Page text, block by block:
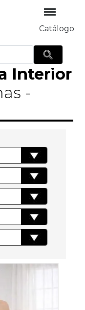
Catálogo
Interior
-